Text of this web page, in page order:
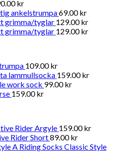
kr
ankelstrumpa69.00kr
grimma/tyglar 129.00kr
grimma/tyglar 129.00kr
109.00kr
lammullsocka 159.00kr
work sock 99.00kr
159.00kr
Rider Argyle 159.00kr
Rider Short89.00kr
Riding Socks Classic Style